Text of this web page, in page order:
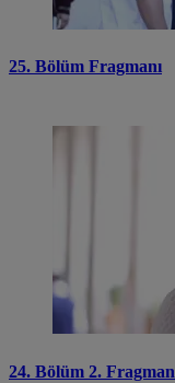
25. Bölüm Fragmanı
24. Bölüm 2.